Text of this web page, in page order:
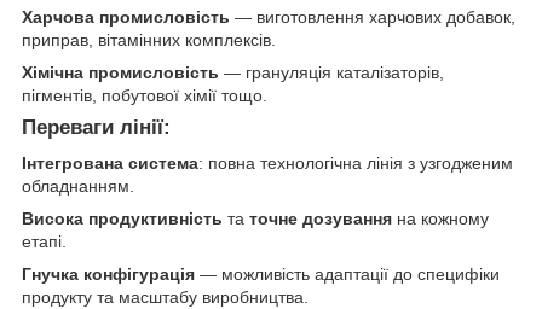
Харчова промисловість — виготовлення харчових добавок,
приправ, вітамінних комплексів.
Хімічна промисловість — грануляція каталізаторів,
пігментів, побутової хімії тощо.
Переваги лінії:
Інтегрована система: повна технологічна лінія з узгодженим
обладнанням.
Висока продуктивність та точне дозування на кожному
етапі.
Гнучка конфігурація — можливість адаптації до специфіки
продукту та масштабу виробництва.